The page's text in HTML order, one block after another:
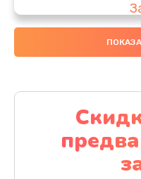
Ремонт
Ремонт